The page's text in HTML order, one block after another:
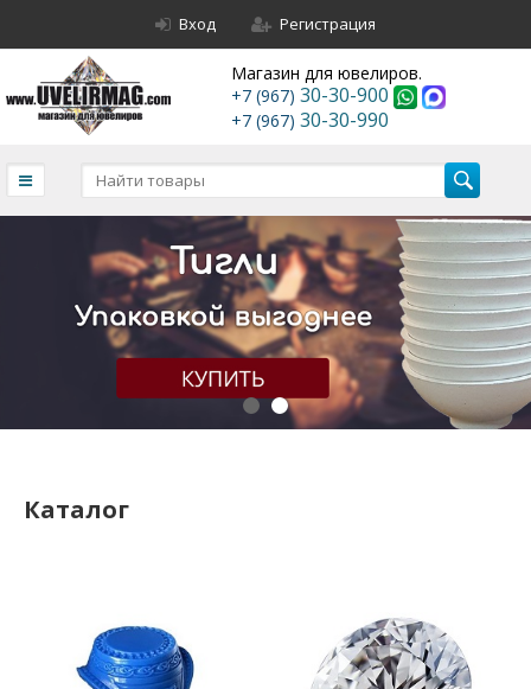
Вход Регистрация
Магазин для ювелиров.
+7 (967) 30-30-900
+7 (967) 30-30-990
Каталог